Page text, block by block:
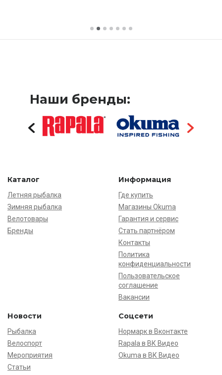
Наши бренды:
Каталог
Летняя рыбалка
Зимняя рыбалка
Велотовары
Бренды
Информация
Где купить
Магазины Okuma
Гарантия и сервис
Стать партнёром
Контакты
Политика
конфиденциальности
Пользовательское
соглашение
Вакансии
Новости
Рыбалка
Велоспорт
Мероприятия
Статьи
Соцсети
Нормарк в Вконтакте
Rapala в ВК Видео
Okuma в ВК Видео